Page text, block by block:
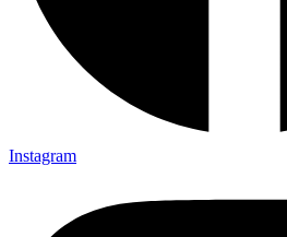
Instagram